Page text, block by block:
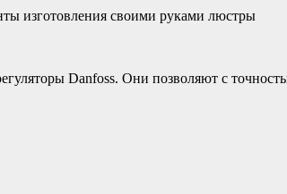
изготовления своими руками люстры
Danfoss. Они позволяют с